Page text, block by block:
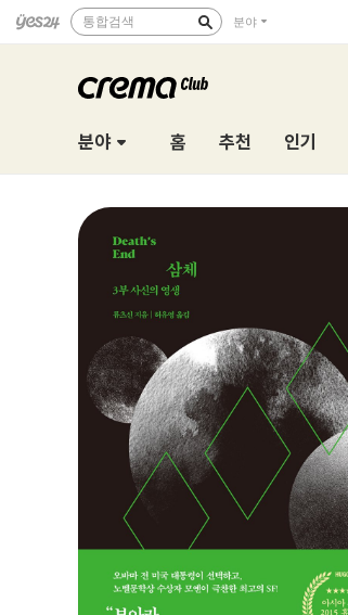
통합검색 분야
분야 홈 추천 인기